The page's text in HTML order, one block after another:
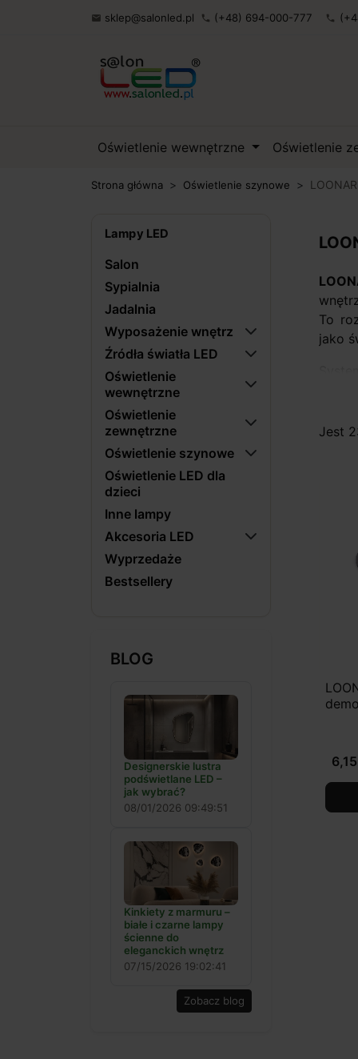
 sklep@salonled.pl phone (+48) 694-000-777 phone
Oświetlenie wewnętrzne Oświetlenie
Strona główna Oświetlenie szynowe
Lampy LED
Salon
Sypialnia
Jadalnia
Wyposażenie wnętrz
Źródła światła LED
Oświetlenie
wewnętrzne
Oświetlenie
zewnętrzne
Oświetlenie szynowe
Oświetlenie LED dla
dzieci
Inne lampy
Akcesoria LED
Wyprzedaże
Bestsellery
BLOG
Designerskie lustra
podświetlane LED –
jak wybrać?
08/01/2026 09:49:51
Kinkiety z marmuru –
białe i czarne lampy
ścienne do
eleganckich wnętrz
07/15/2026 19:02:41
Zobacz blog
To
jako
Jest
6,15